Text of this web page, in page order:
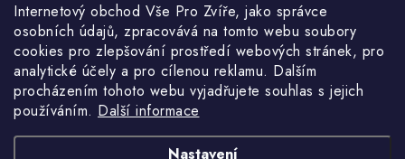
Internetový obchod Vše Pro Zvíře, jako správce
osobních údajů, zpracovává na tomto webu soubory
cookies pro zlepšování prostředí webových stránek, pro
analytické účely a pro cílenou reklamu. Dalším
procházením tohoto webu vyjadřujete souhlas s jejich
používáním. Další informace
Nastavení
Informace pro Vás
Ceník dopravy
Kontakty
Heuréka recenze